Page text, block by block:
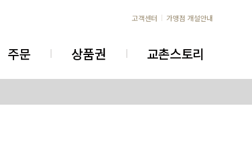
고객센터
가맹점 개설안내
주문 상품권 교촌스토리